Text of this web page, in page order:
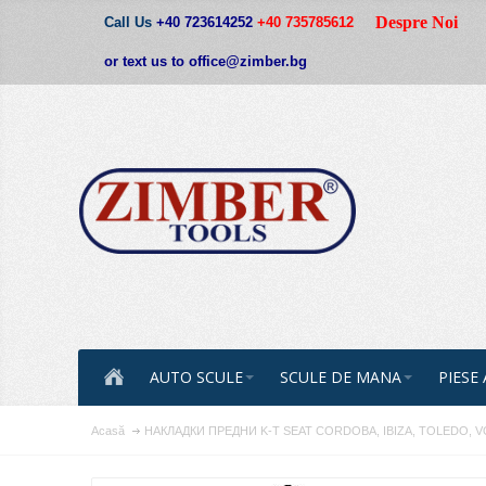
Call Us +40 723614252 +40 735785612
or text us to office@zimber.bg
Despre Noi
AUTO SCULE SCULE DE MANA
Acasă НАКЛАДКИ ПРЕДНИ K-T SEAT CORDOBA, IBIZA, TOLEDO,